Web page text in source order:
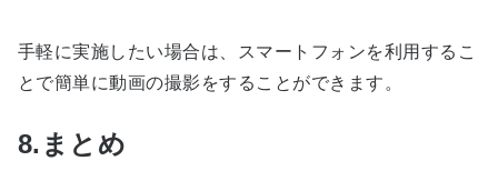
手軽に実施したい場合は、スマートフォンを利用するこ
とで簡単に動画の撮影をすることができます。
8.まとめ